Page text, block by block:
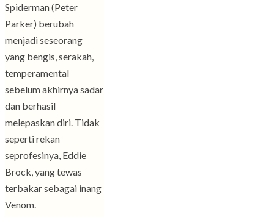
Spiderman (Peter
Parker) berubah
menjadi seseorang
yang bengis, serakah,
temperamental
sebelum akhirnya sadar
dan berhasil
melepaskan diri. Tidak
seperti rekan
seprofesinya, Eddie
Brock, yang tewas
terbakar sebagai inang
Venom.